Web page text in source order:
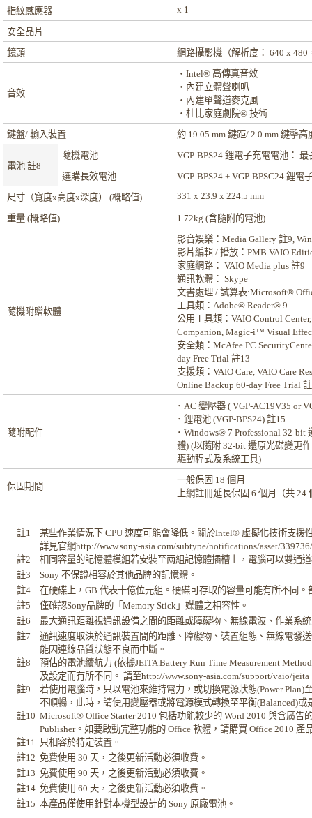
指紋感應器 x 1
安全晶片 -----
鏡頭 網路攝影機（解析度： 640 x
音效
‧Intel® 高傳真音效
‧內建立體聲喇叭
‧內建單聲道麥克風
‧杜比家庭劇院® 技術
鍵盤/ 輸入裝置
約 19.05 mm 鍵距/ 2.0 mm 鍵擊
電池 註8
隨機電池
VGP-BPS24 鋰電子充電電池：
選購長效電池
VGP-BPS24 + VGP-BPSC24 鋰
尺寸（寬度x高度x深度） (概略值)
331 x 23.9 x 224.5 mm
重量 (概略值) 1.72kg (含隨附的電池)
隨機附贈軟體
影音娛樂： Media Gallery 註9 ,
影片編輯 / 播放： PMB VAIO
家庭網路： VAIO Media plus 註9
通訊軟體： Skype
文書處理 / 試算表:Microsoft®
工具類： Adobe® Reader® 9
公用工具類： VAIO Control
Companion, Magic-i™ Visual
安全類： McAfee PC
day Free Trial 註13
支援類： VAIO Care, VAIO Care
Online Backup 60-day Free Trial
隨附配件
･ AC 變壓器 ( VGP-AC19V35 or
･ 鋰電池 (VGP-BPS24) 註15
･ Windows® 7 Professional 32-
體) (以隨附 32-bit 還原光碟變更
驅動程式及系統工具)
保固期間
一般保固 18 個月
上網註冊延長保固 6 個月（共 24
註1
某些作業情況下 CPU 速度可能會降低。關於Intel® 虛擬化技術支援
詳見官網http://www.sony-asia.com/subtype/notifications/asset/
註2
相同容量的記憶體模組若安裝至兩組記憶體插槽上，電腦可以雙通
註3
Sony 不保證相容於其他品牌的記憶體。
註4
在硬碟上，GB 代表十億位元組。硬碟可存取的容量可能有所不同
註5
僅確認Sony品牌的「Memory Stick」媒體之相容性。
註6
最大通訊距離視通訊設備之間的距離或障礙物、無線電波、作業系
註7
通訊速度取決於通訊裝置間的距離、障礙物、裝置組態、無線電發
能因連線品質狀態不良而中斷。
註8
預估的電池續航力 (依據JEITA Battery Run Time Measurement
及設定而有所不同。 請至http://www.sony-asia.com/support/vaio/
註9
若使用電腦時，只以電池來維持電力，或切換電源狀態(Power Plan)
不順暢，此時，請使用變壓器或將電源模式轉換至平衡(Balanced)或
註10 Microsoft® Office Starter 2010 包括功能較少的 Word 2010 與含廣
Publisher。如要啟動完整功能的 Office 軟體，請購買 Office 2010 產
註11
只相容於特定裝置。
註12 免費使用 30 天，之後更新活動必須收費。
註13 免費使用 90 天，之後更新活動必須收費。
註14 免費使用 60 天，之後更新活動必須收費。
註15 本產品僅使用針對本機型設計的 Sony 原廠電池。